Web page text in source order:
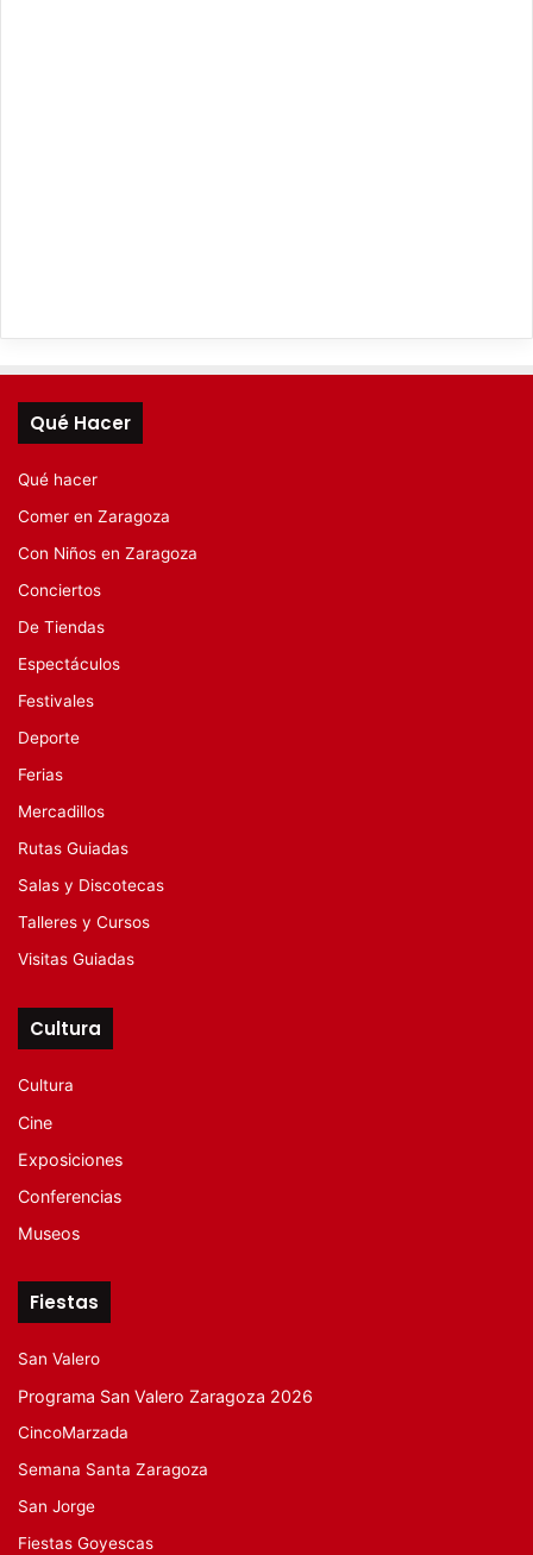
Qué Hacer
Qué hacer
Comer en Zaragoza
Con Niños en Zaragoza
Conciertos
De Tiendas
Espectáculos
Festivales
Deporte
Ferias
Mercadillos
Rutas Guiadas
Salas y Discotecas
Talleres y Cursos
Visitas Guiadas
Cultura
Cultura
Cine
Exposiciones
Conferencias
Museos
Fiestas
San Valero
Programa San Valero Zaragoza 2026
CincoMarzada
Semana Santa Zaragoza
San Jorge
Fiestas Goyescas